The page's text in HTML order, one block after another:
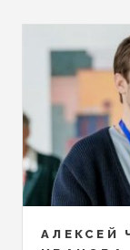
АЛЕКСЕЙ